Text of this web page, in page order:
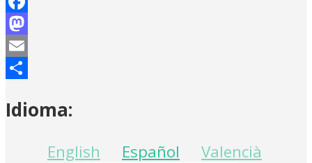
Facebook
Mastodon
Email
Idioma:
English Español Valencià